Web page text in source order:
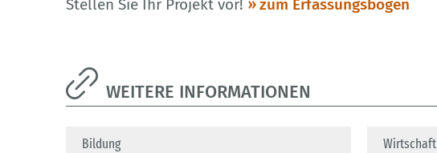
Stellen Sie Ihr Projekt vor! zum Erfassungsbogen
WEITERE INFORMATIONEN
Bildung Wirtschaft